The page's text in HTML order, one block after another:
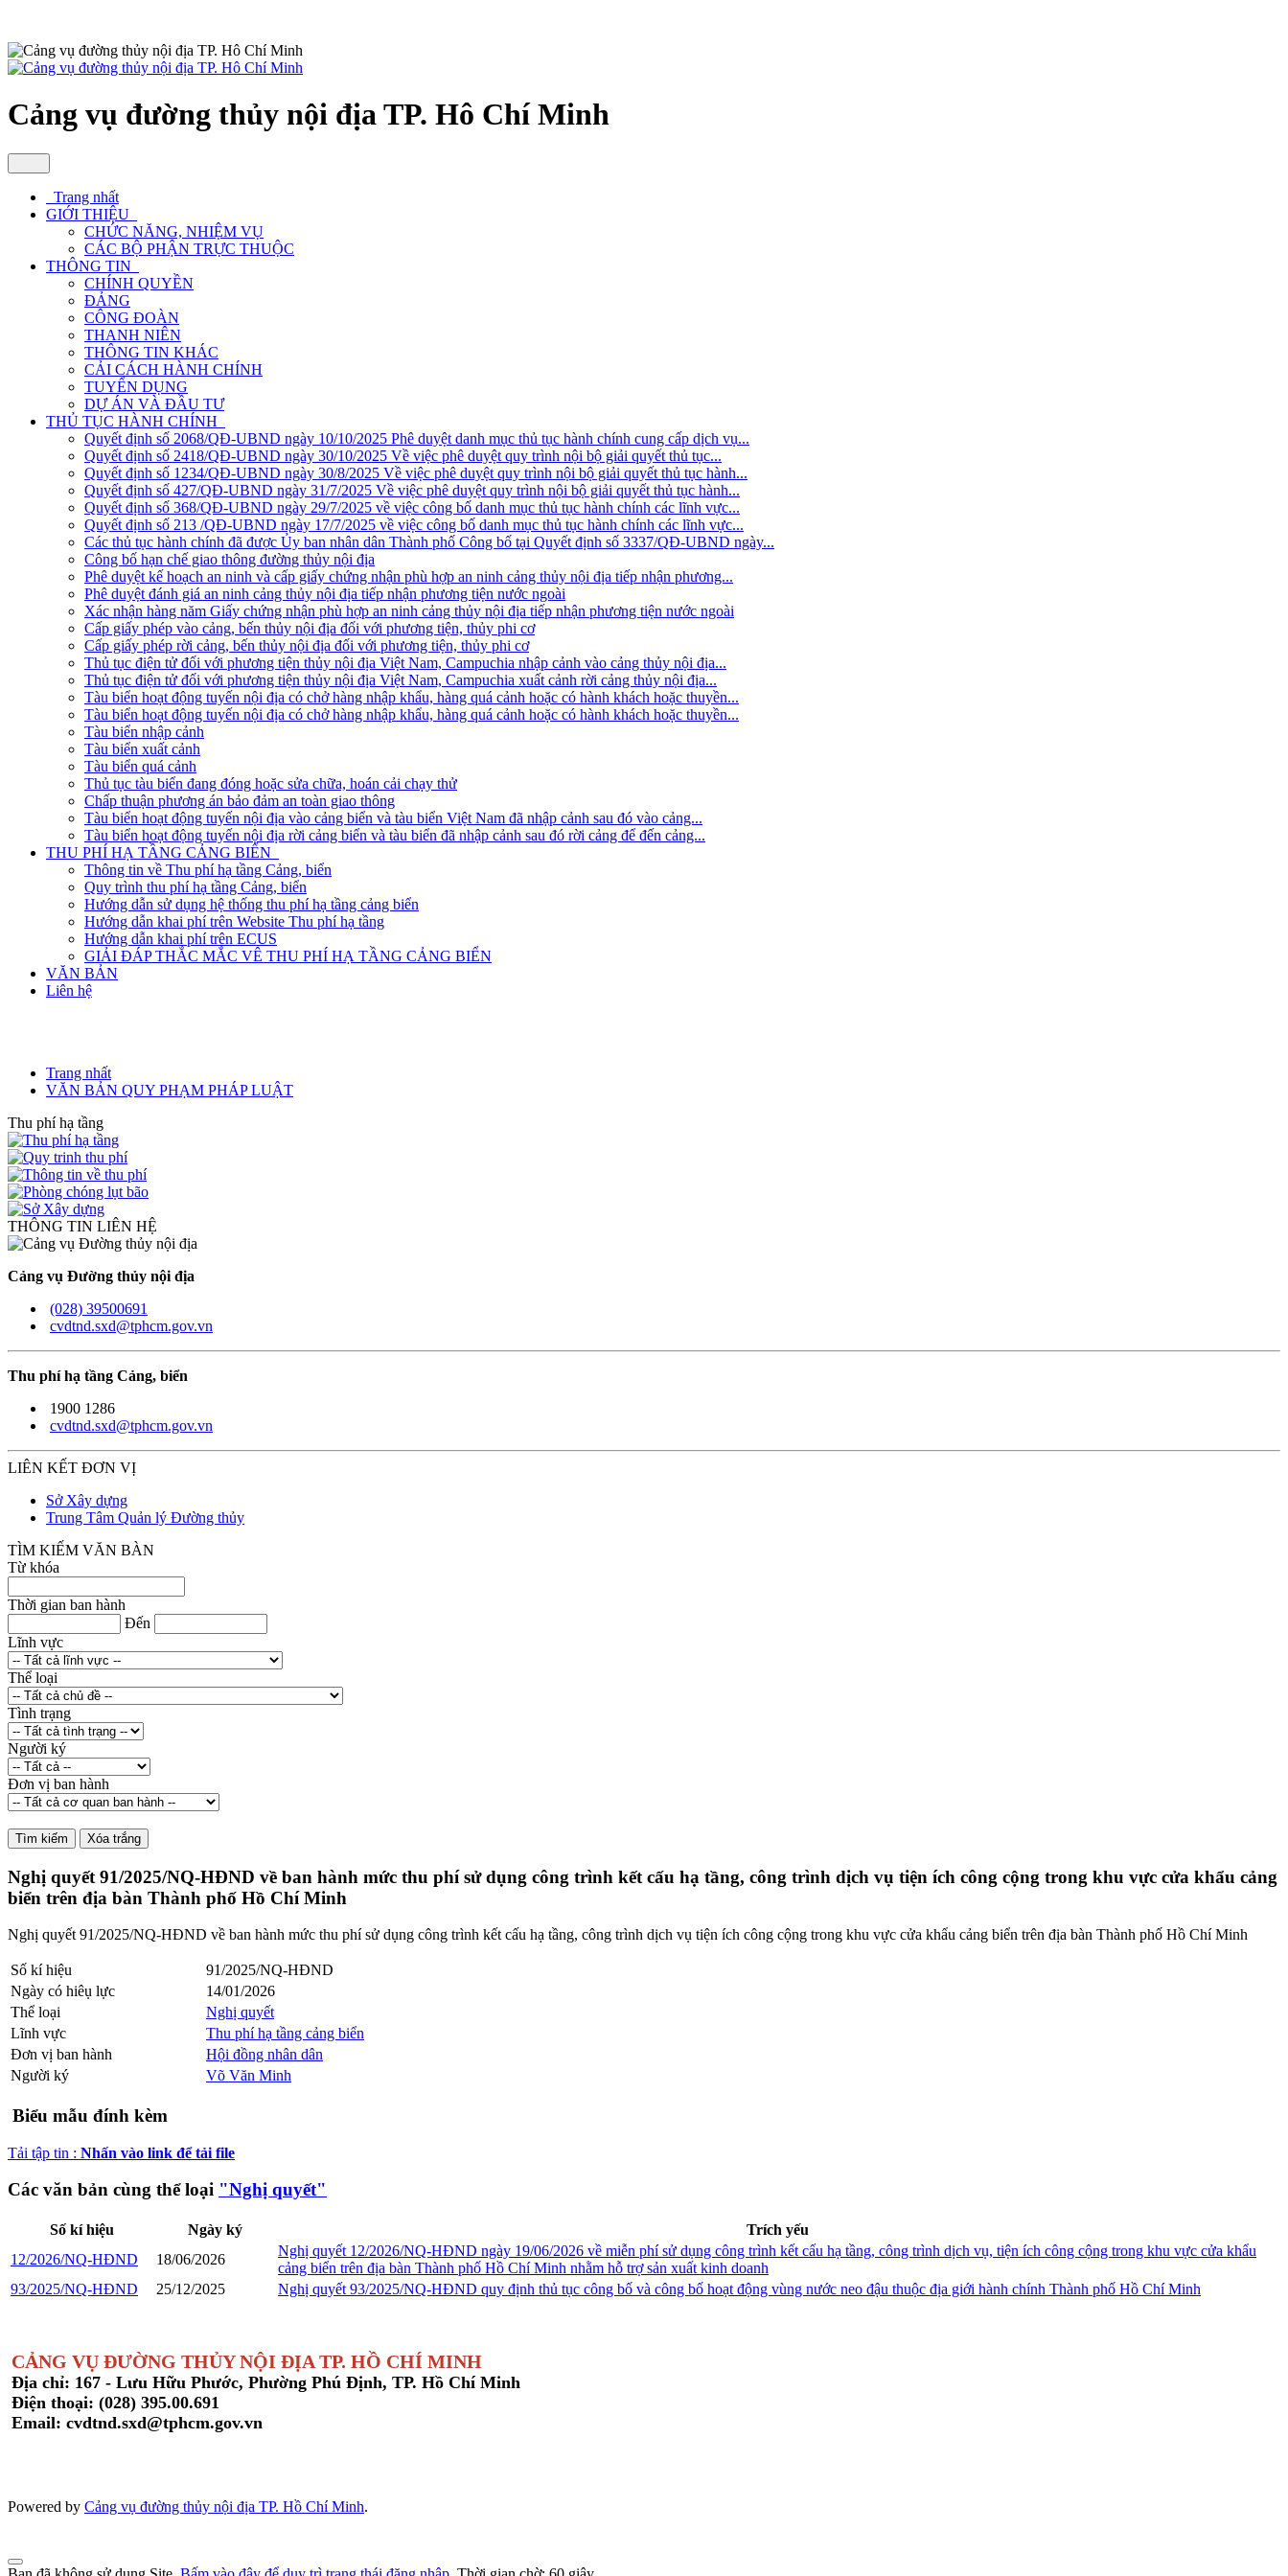
Cảng vụ đường thủy nội địa TP. Hô Chí Minh
Trang nhất
GIỚI THIỆU
CHỨC NĂNG, NHIỆM VỤ
CÁC BỘ PHẬN TRỰC THUỘC
THÔNG TIN
CHÍNH QUYỀN
ĐẢNG
CÔNG ĐOÀN
THANH NIÊN
THÔNG TIN KHÁC
CẢI CÁCH HÀNH CHÍNH
TUYỂN DỤNG
DỰ ÁN VÀ ĐẦU TƯ
THỦ TỤC HÀNH CHÍNH
Quyết định số 2068/QĐ-UBND ngày 10/10/2025 Phê duyệt danh mục thủ tục hành chính cung cấp dịch vụ...
Quyết định số 2418/QĐ-UBND ngày 30/10/2025 Về việc phê duyệt quy trình nội bộ giải quyết thủ tục...
Quyết định số 1234/QĐ-UBND ngày 30/8/2025 Về việc phê duyệt quy trình nội bộ giải quyết thủ tục hành...
Quyết định số 427/QĐ-UBND ngày 31/7/2025 Về việc phê duyệt quy trình nội bộ giải quyết thủ tục hành...
Quyết định số 368/QĐ-UBND ngày 29/7/2025 về việc công bố danh mục thủ tục hành chính các lĩnh vực...
Quyết định số 213 /QĐ-UBND ngày 17/7/2025 về việc công bố danh mục thủ tục hành chính các lĩnh vực...
Các thủ tục hành chính đã được Ủy ban nhân dân Thành phố Công bố tại Quyết định số 3337/QĐ-UBND ngày...
Công bố hạn chế giao thông đường thủy nội địa
Phê duyệt kế hoạch an ninh và cấp giấy chứng nhận phù hợp an ninh cảng thủy nội địa tiếp nhận phương...
Phê duyệt đánh giá an ninh cảng thủy nội địa tiếp nhận phương tiện nước ngoài
Xác nhận hàng năm Giấy chứng nhận phù hợp an ninh cảng thủy nội địa tiếp nhận phương tiện nước ngoài
Cấp giấy phép vào cảng, bến thủy nội địa đối với phương tiện, thủy phi cơ
Cấp giấy phép rời cảng, bến thủy nội địa đối với phương tiện, thủy phi cơ
Thủ tục điện tử đối với phương tiện thủy nội địa Việt Nam, Campuchia nhập cảnh vào cảng thủy nội địa...
Thủ tục điện tử đối với phương tiện thủy nội địa Việt Nam, Campuchia xuất cảnh rời cảng thủy nội địa...
Tàu biển hoạt động tuyến nội địa có chở hàng nhập khẩu, hàng quá cảnh hoặc có hành khách hoặc thuyền...
Tàu biển hoạt động tuyến nội địa có chở hàng nhập khẩu, hàng quá cảnh hoặc có hành khách hoặc thuyền...
Tàu biển nhập cảnh
Tàu biển xuất cảnh
Tàu biển quá cảnh
Thủ tục tàu biển đang đóng hoặc sửa chữa, hoán cải chạy thử
Chấp thuận phương án bảo đảm an toàn giao thông
Tàu biển hoạt động tuyến nội địa vào cảng biển và tàu biển Việt Nam đã nhập cảnh sau đó vào cảng...
Tàu biển hoạt động tuyến nội địa rời cảng biển và tàu biển đã nhập cảnh sau đó rời cảng để đến cảng...
THU PHÍ HẠ TẦNG CẢNG BIỂN
Thông tin về Thu phí hạ tầng Cảng, biển
Quy trình thu phí hạ tầng Cảng, biển
Hướng dẫn sử dụng hệ thống thu phí hạ tầng cảng biển
Hướng dẫn khai phí trên Website Thu phí hạ tầng
Hướng dẫn khai phí trên ECUS
GIẢI ĐÁP THẮC MẮC VÊ THU PHÍ HẠ TẦNG CẢNG BIỂN
VĂN BẢN
Liên hệ
Trang nhất
VĂN BẢN QUY PHẠM PHÁP LUẬT
Thu phí hạ tầng
THÔNG TIN LIÊN HỆ
Cảng vụ Đường thủy nội địa
(028) 39500691
cvdtnd.sxd@tphcm.gov.vn
Thu phí hạ tầng Cảng, biển
1900 1286
cvdtnd.sxd@tphcm.gov.vn
LIÊN KẾT ĐƠN VỊ
Sở Xây dựng
Trung Tâm Quản lý Đường thủy
TÌM KIẾM VĂN BÀN
Từ khóa
Thời gian ban hành
Đến
Lĩnh vực
Thể loại
Tình trạng
Người ký
Đơn vị ban hành
Nghị quyết 91/2025/NQ-HĐND về ban hành mức thu phí sử dụng công trình kết cấu hạ tầng, công trình dịch vụ tiện ích công cộng trong khu vực cửa khẩu cảng
biển trên địa bàn Thành phố Hồ Chí Minh
Nghị quyết 91/2025/NQ-HĐND về ban hành mức thu phí sử dụng công trình kết cấu hạ tầng, công trình dịch vụ tiện ích công cộng trong khu vực cửa khẩu cảng biển trên địa bàn Thành phố Hồ Chí Minh
Số kí hiệu
91/2025/NQ-HĐND
Ngày có hiêụ lực
14/01/2026
Thể loại
Nghị quyết
Lĩnh vực
Thu phí hạ tầng cảng biển
Đơn vị ban hành
Hội đồng nhân dân
Người ký
Võ Văn Minh
Biểu mẫu đính kèm
Tải tập tin : Nhấn vào link để tải file
Các văn bản cùng thể loại "Nghị quyết"
Số kí hiệu Ngày ký
Trích yếu
12/2026/NQ-HĐND
18/06/2026
Nghị quyết 12/2026/NQ-HĐND ngày 19/06/2026 về miễn phí sử dụng công trình kết cấu hạ tầng, công trình dịch vụ, tiện ích công cộng trong khu vực cửa khẩu
cảng biển trên địa bàn Thành phố Hồ Chí Minh nhằm hỗ trợ sản xuất kinh doanh
93/2025/NQ-HĐND
25/12/2025 Nghị quyết 93/2025/NQ-HĐND quy định thủ tục công bố và công bố hoạt động vùng nước neo đậu thuộc địa giới hành chính Thành phố Hồ Chí Minh
CẢNG VỤ ĐƯỜNG THỦY NỘI ĐỊA TP. HỒ CHÍ MINH
Địa chỉ: 167 - Lưu Hữu Phước, Phường Phú Định, TP. Hồ Chí Minh
Điện thoại: (028) 395.00.691
Email: cvdtnd.sxd@tphcm.gov.vn
Powered by Cảng vụ đường thủy nội địa TP. Hồ Chí Minh.